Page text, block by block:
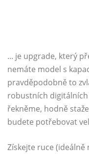
... je upgrade, který
nemáte model s
pravděpodobně to
robustních
řekněme, hodně
budete potřebovat
Získejte ruce (ideálně